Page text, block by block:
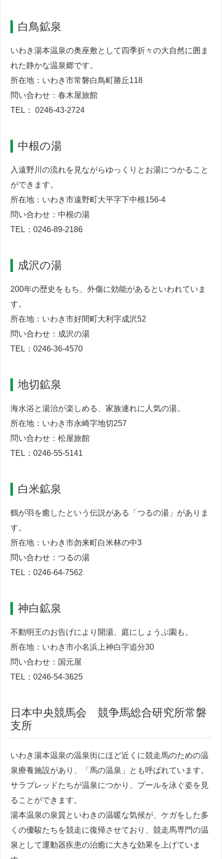
白鳥鉱泉
いわき湯本温泉の奥座敷として四季折々の大自然に囲ま
れた静かな温泉郷です。
所在地：いわき市常磐白鳥町勝丘118
問い合わせ：春木屋旅館
TEL： 0246-43-2724
中根の湯
入遠野川の流れを見ながらゆっくりとお湯につかること
ができます。
所在地：いわき市遠野町大平字下中根156-4
問い合わせ：中根の湯
TEL：0246-89-2186
成沢の湯
200年の歴史をもち、外傷に効能があるといわれていま
す。
所在地：いわき市好間町大利字成沢52
問い合わせ：成沢の湯
TEL：0246-36-4570
地切鉱泉
海水浴と湯治が楽しめる、家族連れに人気の湯。
所在地：いわき市永崎字地切257
問い合わせ：松屋旅館
TEL：0246-55-5141
白米鉱泉
鶴が羽を癒したという伝説がある「つるの湯」がありま
す。
所在地：いわき市勿来町白米林の中3
問い合わせ：つるの湯
TEL：0246-64-7562
神白鉱泉
不動明王のお告げにより開湯、庭にしょうぶ園も。
所在地：いわき市小名浜上神白字追分30
問い合わせ：国元屋
TEL：0246-54-3625
日本中央競馬会 競争馬総合研究所常磐
支所
いわき湯本温泉の温泉街にほど近くに競走馬のための温
泉療養施設があり、「馬の温泉」とも呼ばれています。
サラブレッドたちが温泉につかり、プールを泳ぐ姿を見
ることができます。
湯本温泉の泉質といわきの温暖な気候が、ケガをした多
くの優駿たちを競走に復帰させており、競走馬専門の温
泉として運動器疾患の治癒に大きな効果を上げていま